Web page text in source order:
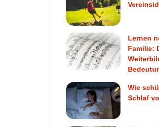
Lernen
Familie:
Wie
Schlaf